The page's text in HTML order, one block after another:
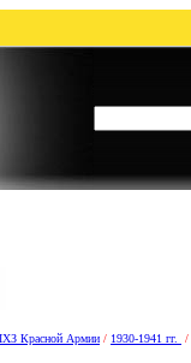
Красной Армии / 1930-1941 гг. /